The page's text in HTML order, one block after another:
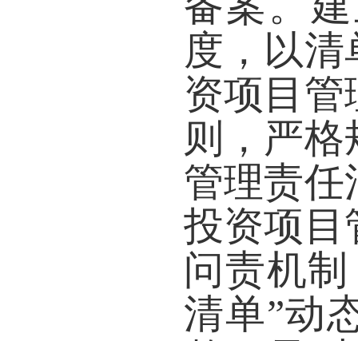
度，以
资项目
则，严
管理责任
投资项目
问责机
清单”动